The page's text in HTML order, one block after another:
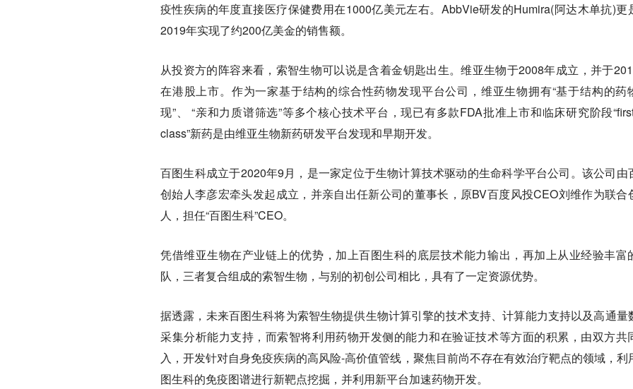
疫性疾病的年度直接医疗保健费用在1000亿美元左右。AbbVie研发的Humira(阿达木单抗)更
2019年实现了约200亿美金的销售额。
从投资方的阵容来看，索智生物可以说是含着金钥匙出生。维亚生物于2008年成立，并于
在港股上市。作为一家基于结构的综合性药物发现平台公司，维亚生物拥有“基于结构的药
现”、 “亲和力质谱筛选”等多个核心技术平台，现已有多款FDA批准上市和临床研究阶段
class”新药是由维亚生物新药研发平台发现和早期开发。
百图生科成立于2020年9月，是一家定位于生物计算技术驱动的生命科学平台公司。该公司由
创始人李彦宏牵头发起成立，并亲自出任新公司的董事长，原BV百度风投CEO刘维作为联合
人，担任“百图生科”CEO。
凭借维亚生物在产业链上的优势，加上百图生科的底层技术能力输出，再加上从业经验丰富
队，三者复合组成的索智生物，与别的初创公司相比，具有了一定资源优势。
据透露，未来百图生科将为索智生物提供生物计算引擎的技术支持、计算能力支持以及高通量
采集分析能力支持，而索智将利用药物开发侧的能力和在验证技术等方面的积累，由双方共
入，开发针对自身免疫疾病的高风险-高价值管线，聚焦目前尚不存在有效治疗靶点的领域，利
图生科的免疫图谱进行新靶点挖掘，并利用新平台加速药物开发。